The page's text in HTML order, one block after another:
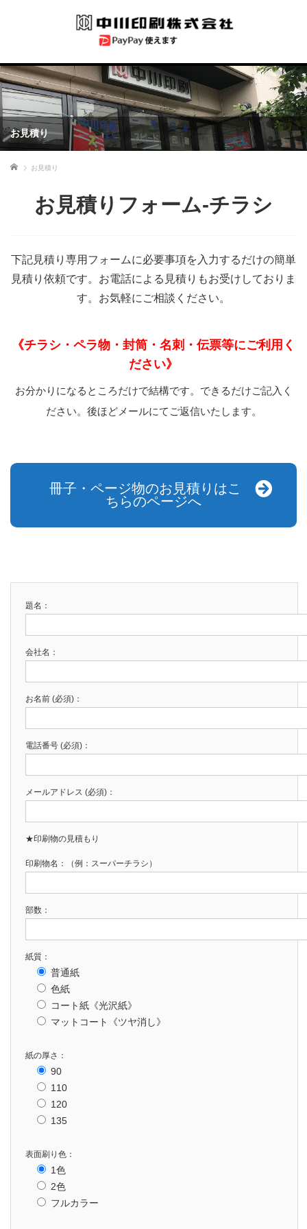
お見積り
ホーム お見積り
お見積りフォーム-チラシ
下記見積り専用フォームに必要事項を入力するだけの簡単
見積り依頼です。お電話による見積りもお受けしておりま
す。お気軽にご相談ください。
《チラシ・ペラ物・封筒・名刺・伝票等にご利用く
ださい》
お分かりになるところだけで結構です。できるだけご記入く
ださい。後ほどメールにてご返信いたします。
冊子・ページ物のお見積りはこ
ちらのページへ
題名：
会社名：
お名前 (必須)：
電話番号 (必須)：
メールアドレス (必須)：
★印刷物の見積もり
印刷物名：（例：スーパーチラシ）
部数：
紙質：
普通紙
色紙
コート紙《光沢紙》
マットコート《ツヤ消し》
紙の厚さ：
90
110
120
135
表面刷り色：
1色
2色
フルカラー